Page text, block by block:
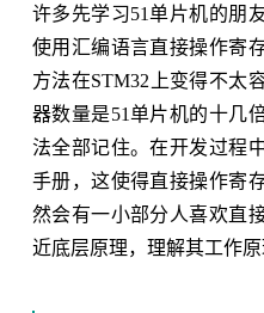
许多先学习51单片机的朋
使用汇编语言直接操作寄
方法在STM32上变得不太
器数量是51单片机的十几
法全部记住。在开发过程
手册，这使得直接操作寄
然会有一小部分人喜欢直
近底层原理，理解其工作原